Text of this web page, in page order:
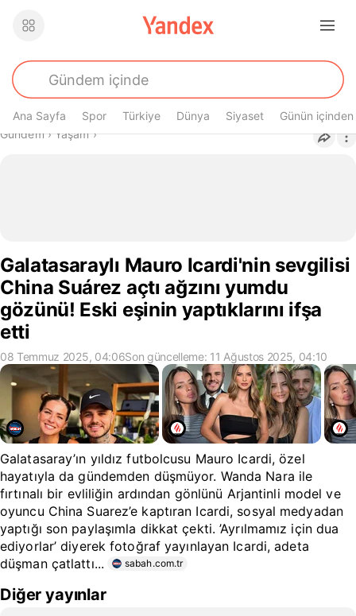
Ana Sayfa Spor Türkiye Dünya Siyaset Günün içinden
Buradasın
Gündem› Yaşam›
Galatasaraylı Mauro Icardi'nin sevgilisi
China Suárez açtı ağzını yumdu
gözünü! Eski eşinin yaptıklarını ifşa
etti
08 Temmuz 2025, 04:06Son güncelleme: 11 Ağustos 2025, 04:10
Galatasaray’ın yıldız futbolcusu Mauro Icardi, özel
hayatıyla da gündemden düşmüyor. Wanda Nara ile
fırtınalı bir evliliğin ardından gönlünü Arjantinli model ve
oyuncu China Suarez’e kaptıran Icardi, sosyal medyadan
yaptığı son paylaşımla dikkat çekti. ’Ayrılmamız için dua
ediyorlar’ diyerek fotoğraf yayınlayan Icardi, adeta
düşman çatlattı...
sabah.com.tr
Diğer yayınlar